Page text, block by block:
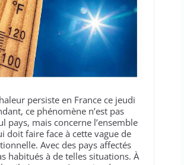
persiste en France ce jeudi
ce phénomène n’est pas
pays, mais concerne l’ensemble
doit faire face à cette vague de
Avec des pays affectés
habitués à de telles situations. À